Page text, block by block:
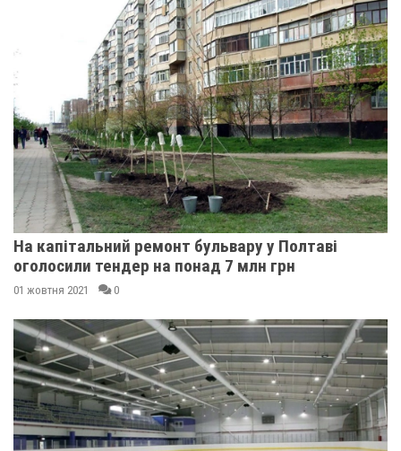
На капітальний ремонт бульвару у Полтаві
оголосили тендер на понад 7 млн грн
01 жовтня 2021 0